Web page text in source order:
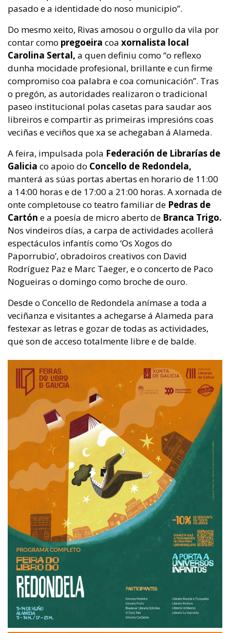
pasado e a identidade do noso municipio”.
Do mesmo xeito, Rivas amosou o orgullo da vila por
contar como pregoeira coa xornalista local
Carolina Sertal, a quen definiu como “o reflexo
dunha mocidade profesional, brillante e cun firme
compromiso coa palabra e coa comunicación”. Tras
o pregón, as autoridades realizaron o tradicional
paseo institucional polas casetas para saudar aos
libreiros e compartir as primeiras impresións coas
veciñas e veciños que xa se achegaban á Alameda.
A feira, impulsada pola Federación de Librarías de
Galicia co apoio do Concello de Redondela,
manterá as súas portas abertas en horario de 11:00
a 14:00 horas e de 17:00 a 21:00 horas. A xornada de
onte completouse co teatro familiar de Pedras de
Cartón e a poesía de micro aberto de Branca Trigo.
Nos vindeiros días, a carpa de actividades acollerá
espectáculos infantís como ‘Os Xogos do
Paporrubio’, obradoiros creativos con David
Rodríguez Paz e Marc Taeger, e o concerto de Paco
Nogueiras o domingo como broche de ouro.
Desde o Concello de Redondela anímase a toda a
veciñanza e visitantes a achegarse á Alameda para
festexar as letras e gozar de todas as actividades,
que son de acceso totalmente libre e de balde.